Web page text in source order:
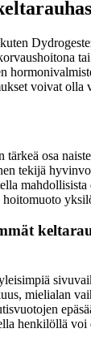
voivat olla
osa
tekijä
mielialan
henkilöllä voi